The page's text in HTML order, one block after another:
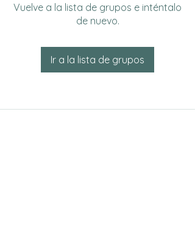
Vuelve a la lista de grupos e inténtalo
de nuevo.
Ir a la lista de grupos